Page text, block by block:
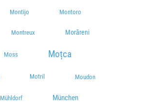
Montijo Montoro
Montreux Morăreni
Moss Moțca
Motril Moudon
Mühldorf München